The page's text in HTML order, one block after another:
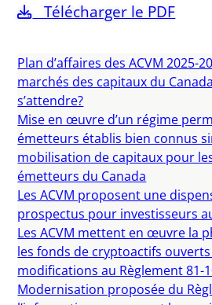
Télécharger le PDF
Plan d’affaires des ACVM 2025-
marchés des capitaux du
s’attendre?
Mise en œuvre d’un régime
émetteurs établis bien connus
mobilisation de capitaux pour
émetteurs du Canada
Les ACVM proposent une
prospectus pour investisseurs
Les ACVM mettent en œuvre la
les fonds de cryptoactifs
modifications au Règlement 81-
Modernisation proposée du